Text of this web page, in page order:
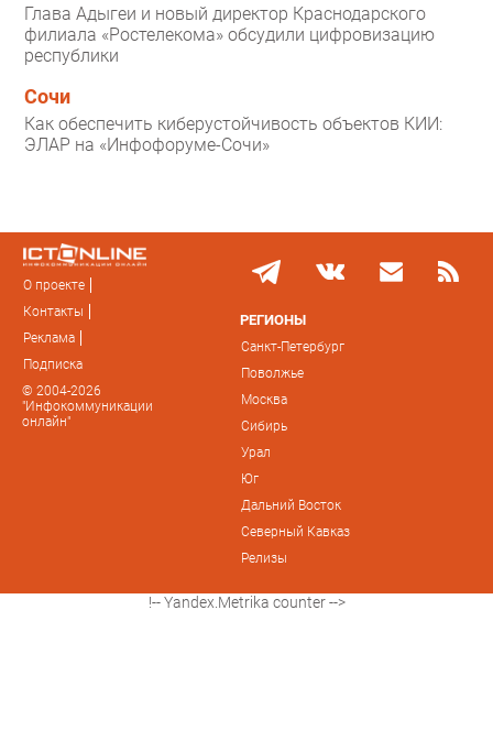
Глава Адыгеи и новый директор Краснодарского
филиала «Ростелекома» обсудили цифровизацию
республики
Сочи
Как обеспечить киберустойчивость объектов КИИ:
ЭЛАР на «Инфофоруме-Сочи»
О проекте
Контакты
Реклама
Подписка
© 2004-2026
"Инфокоммуникации
онлайн"
РЕГИОНЫ
Санкт-Петербург
Поволжье
Москва
Сибирь
Урал
Юг
Дальний Восток
Северный Кавказ
Релизы
!-- Yandex.Metrika counter -->